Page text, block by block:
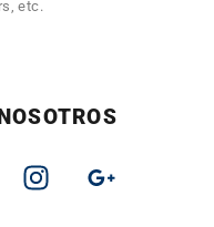
etc.